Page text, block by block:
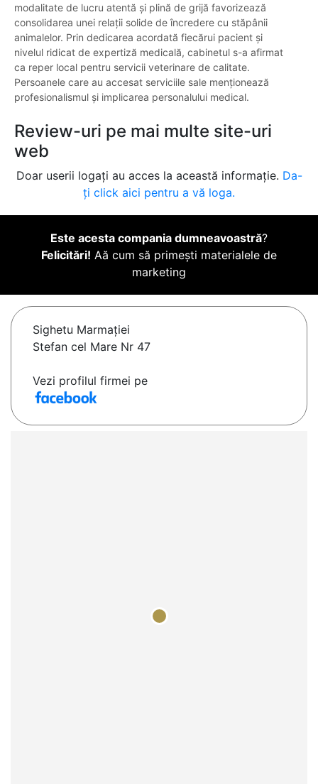
modalitate de lucru atentă și plină de grijă favorizează
consolidarea unei relații solide de încredere cu stăpânii
animalelor. Prin dedicarea acordată fiecărui pacient și
nivelul ridicat de expertiză medicală, cabinetul s-a afirmat
ca reper local pentru servicii veterinare de calitate.
Persoanele care au accesat serviciile sale menționează
profesionalismul și implicarea personalului medical.
Review-uri pe mai multe site-uri
web
Doar userii logați au acces la această informație. Da-
ți click aici pentru a vă loga.
Este acesta compania dumneavoastră?
Felicitări! Aă cum să primești materialele de
marketing
Sighetu Marmaţiei
Stefan cel Mare Nr 47
Vezi profilul firmei pe